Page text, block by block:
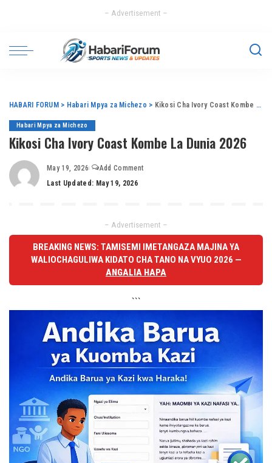
– Advertisement –
HABARI FORUM > Habari Mpya za Michezo > Kikosi Cha Ivory Coast Kombe La Dunia 2026
Habari Mpya za Michezo
Kikosi Cha Ivory Coast Kombe La Dunia 2026
May 19, 2026
Add Comment
Last Updated: May 19, 2026
– Advertisement –
BREAKING NEWS: TAMISEMI IMETANGAZA MAJINA YA
WALIOCHAGULIWA KIDATO CHA TANO NA VYUO 2026 —
ANGALIA HAPA
```